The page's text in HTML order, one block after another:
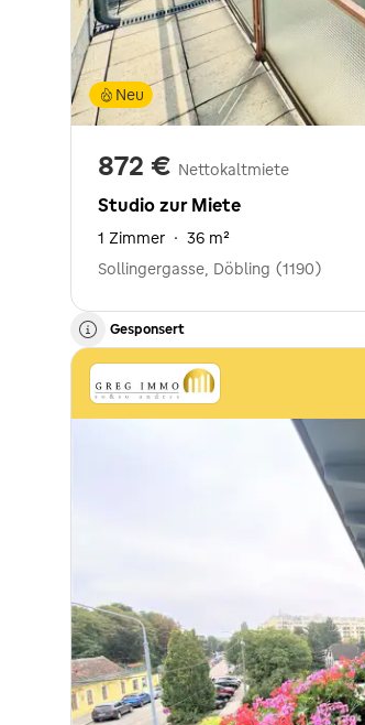
Neu
872 € Nettokaltmiete
Studio zur Miete
1 Zimmer · 36 m²
Sollingergasse, Döbling (1190)
Gesponsert